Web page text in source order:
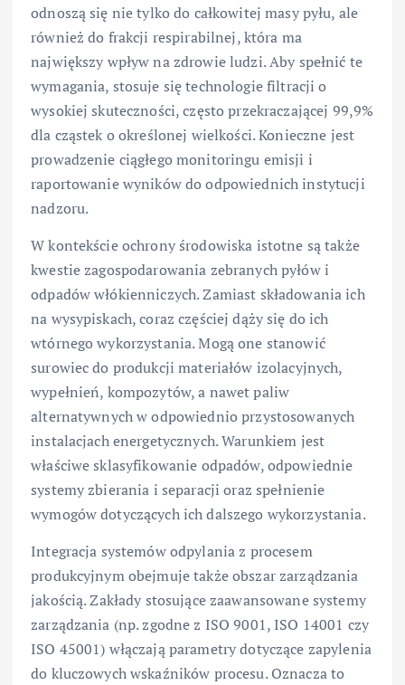
odnoszą się nie tylko do całkowitej masy pyłu, ale
również do frakcji respirabilnej, która ma
największy wpływ na zdrowie ludzi. Aby spełnić te
wymagania, stosuje się technologie filtracji o
wysokiej skuteczności, często przekraczającej 99,9%
dla cząstek o określonej wielkości. Konieczne jest
prowadzenie ciągłego monitoringu emisji i
raportowanie wyników do odpowiednich instytucji
nadzoru.
W kontekście ochrony środowiska istotne są także
kwestie zagospodarowania zebranych pyłów i
odpadów włókienniczych. Zamiast składowania ich
na wysypiskach, coraz częściej dąży się do ich
wtórnego wykorzystania. Mogą one stanowić
surowiec do produkcji materiałów izolacyjnych,
wypełnień, kompozytów, a nawet paliw
alternatywnych w odpowiednio przystosowanych
instalacjach energetycznych. Warunkiem jest
właściwe sklasyfikowanie odpadów, odpowiednie
systemy zbierania i separacji oraz spełnienie
wymogów dotyczących ich dalszego wykorzystania.
Integracja systemów odpylania z procesem
produkcyjnym obejmuje także obszar zarządzania
jakością. Zakłady stosujące zaawansowane systemy
zarządzania (np. zgodne z ISO 9001, ISO 14001 czy
ISO 45001) włączają parametry dotyczące zapylenia
do kluczowych wskaźników procesu. Oznacza to